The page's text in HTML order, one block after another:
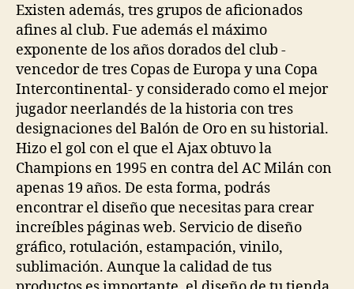
Existen además, tres grupos de aficionados
afines al club. Fue además el máximo
exponente de los años dorados del club -
vencedor de tres Copas de Europa y una Copa
Intercontinental- y considerado como el mejor
jugador neerlandés de la historia con tres
designaciones del Balón de Oro en su historial.
Hizo el gol con el que el Ajax obtuvo la
Champions en 1995 en contra del AC Milán con
apenas 19 años. De esta forma, podrás
encontrar el diseño que necesitas para crear
increíbles páginas web. Servicio de diseño
gráfico, rotulación, estampación, vinilo,
sublimación. Aunque la calidad de tus